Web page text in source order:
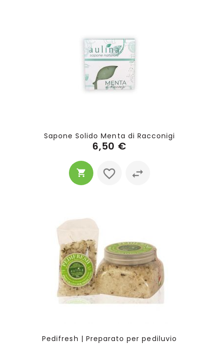
Sapone Solido Menta di Racconigi
6,50 €
Pedifresh | Preparato per pediluvio